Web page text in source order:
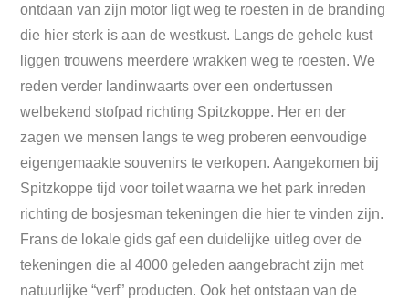
ontdaan van zijn motor ligt weg te roesten in de branding
die hier sterk is aan de westkust. Langs de gehele kust
liggen trouwens meerdere wrakken weg te roesten. We
reden verder landinwaarts over een ondertussen
welbekend stofpad richting Spitzkoppe. Her en der
zagen we mensen langs te weg proberen eenvoudige
eigengemaakte souvenirs te verkopen. Aangekomen bij
Spitzkoppe tijd voor toilet waarna we het park inreden
richting de bosjesman tekeningen die hier te vinden zijn.
Frans de lokale gids gaf een duidelijke uitleg over de
tekeningen die al 4000 geleden aangebracht zijn met
natuurlijke “verf” producten. Ook het ontstaan van de